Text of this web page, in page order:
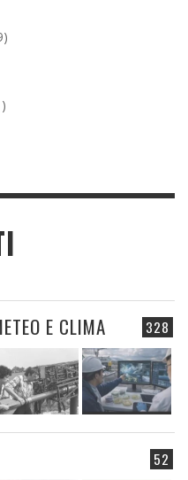
328
E CLIMA
52